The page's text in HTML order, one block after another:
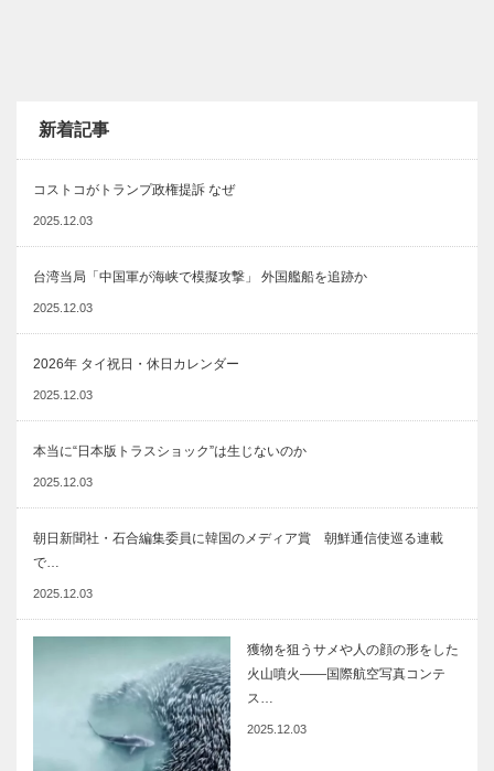
新着記事
コストコがトランプ政権提訴 なぜ
2025.12.03
台湾当局「中国軍が海峡で模擬攻撃」 外国艦船を追跡か
2025.12.03
2026年 タイ祝日・休日カレンダー
2025.12.03
本当に“日本版トラスショック”は生じないのか
2025.12.03
朝日新聞社・石合編集委員に韓国のメディア賞 朝鮮通信使巡る連載
で…
2025.12.03
獲物を狙うサメや人の顔の形をした
火山噴火――国際航空写真コンテ
ス…
2025.12.03